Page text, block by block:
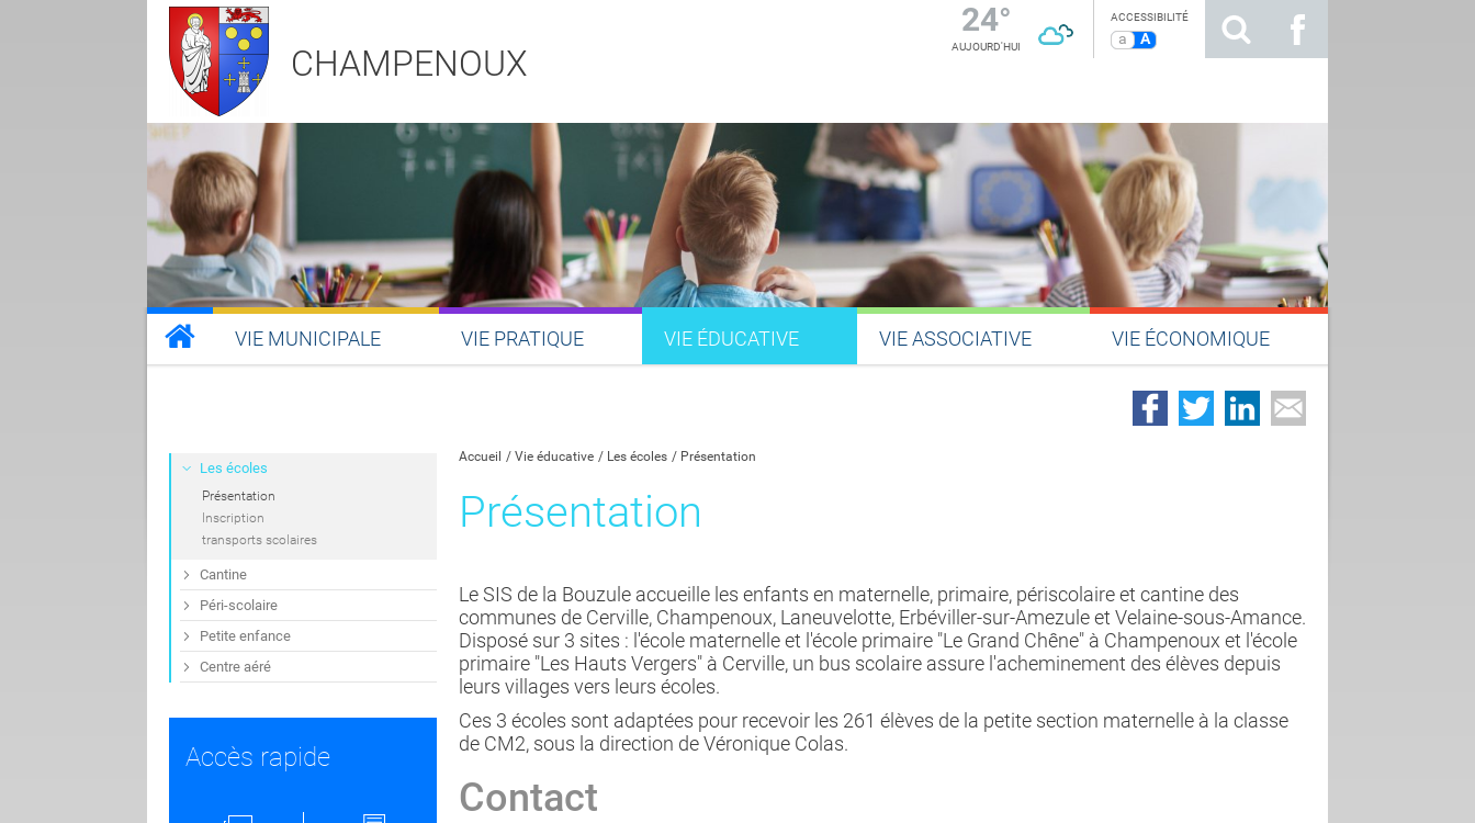
24°
AUJOURD'HUI
ACCESSIBILITÉ
a A
CHAMPENOUX
VIE MUNICIPALE VIE PRATIQUE VIE ÉDUCATIVE VIE ASSOCIATIVE VIE ÉCONOMIQUE
Accueil Vie éducative Les écoles Présentation
Présentation
Le SIS de la Bouzule accueille les enfants en maternelle, primaire, périscolaire et cantine des
communes de Cerville, Champenoux, Laneuvelotte, Erbéviller-sur-Amezule et Velaine-sous-Amance.
Disposé sur 3 sites : l'école maternelle et l'école primaire "Le Grand Chêne" à Champenoux et l'école
primaire "Les Hauts Vergers" à Cerville, un bus scolaire assure l'acheminement des élèves depuis
leurs villages vers leurs écoles.
Ces 3 écoles sont adaptées pour recevoir les 261 élèves de la petite section maternelle à la classe
de CM2, sous la direction de Véronique Colas.
Contact
Les écoles
Présentation
Inscription
transports scolaires
Cantine
Péri-scolaire
Petite enfance
Centre aéré
Accès rapide